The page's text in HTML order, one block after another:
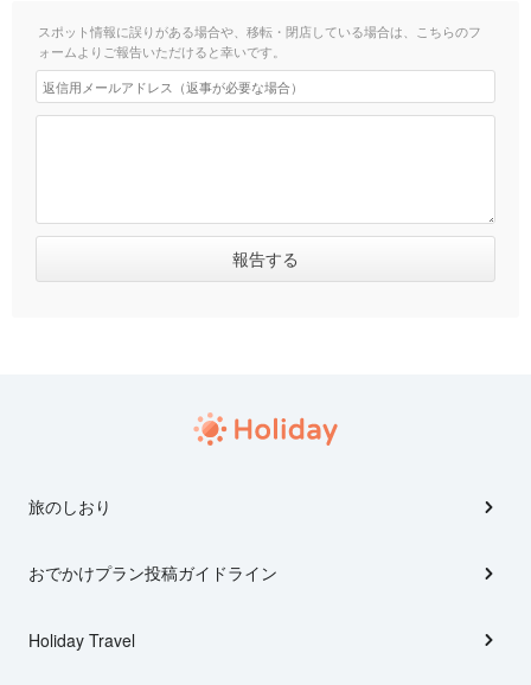
スポット情報に誤りがある場合や、移転・閉店している場合は、こちらのフ
ォームよりご報告いただけると幸いです。
旅のしおり
おでかけプラン投稿ガイドライン
Holiday Travel